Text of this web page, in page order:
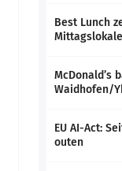
Best Lunch
McDonald’s
Waidhofen/
EU AI-Act:
outen